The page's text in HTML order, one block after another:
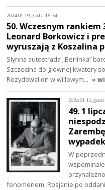
2024-01-19, godz. 16:34
50. Wczesnym rankiem
Leonard Borkowicz i
wyruszają z Koszalina
Słynna autostrada „Berlinka”
Szczecina do głównej kwatery
Rezydował on w willowym… »
2024-01-12,
49. 1
W
fenomenem. Rosjanie po